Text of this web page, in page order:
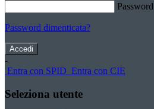
Password
Password dimenticata?
-
Entra con SPID Entra con CIE
Seleziona utente